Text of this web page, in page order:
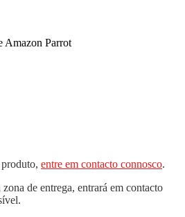
Amazon Parrot
produto, entre em contacto connosco.
de entrega, entrará em contacto